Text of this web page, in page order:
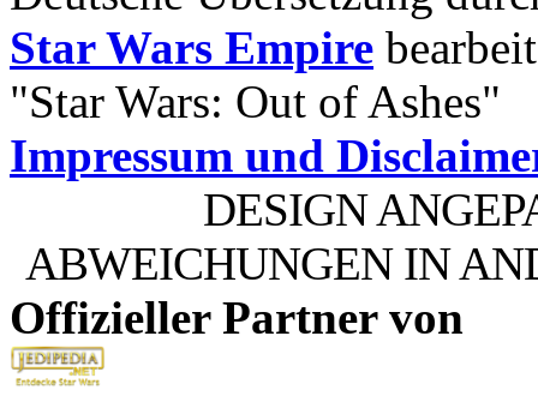
Star Wars Empire
"Star Wars: Out of Ashes"
Impressum und
DESIGN
ABWEICHUNGEN IN
Offizieller Partner von